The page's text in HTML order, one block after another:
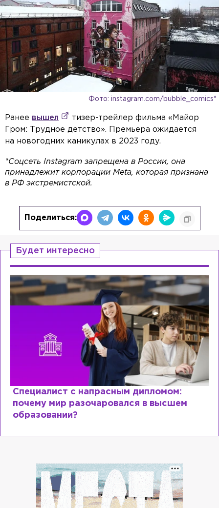
Фото: instagram.com/bubble_comics*
Ранее вышел
тизер-трейлер фильма «Майор
Гром: Трудное детство». Премьера ожидается
на новогодних каникулах в 2023 году.
*Соцсеть Instagram запрещена в России, она
принадлежит корпорации Meta, которая признана
в РФ экстремистской.
Поделиться:
Будет интересно
Специалист с напрасным дипломом:
почему мир разочаровался в высшем
образовании?